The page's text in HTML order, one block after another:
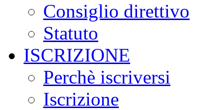
Consiglio direttivo
Statuto
ISCRIZIONE
Perchè iscriversi
Iscrizione